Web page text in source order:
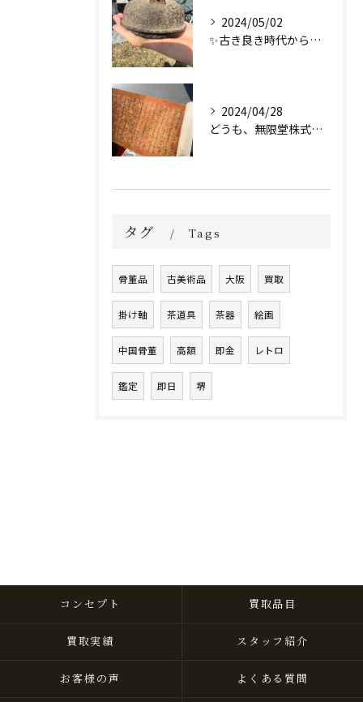
2024/05/02
✨古き良き時代からの逸品✨
2024/04/28
どうも、無限堂株式会社です！
タグ Tags
骨董品 古美術品 大阪 買取
掛け軸 茶道具 茶器 絵画
中国骨董 高額 即金 レトロ
鑑定 即日 堺
コンセプト 買取品目
買取実績 スタッフ紹介
お客様の声 よくある質問